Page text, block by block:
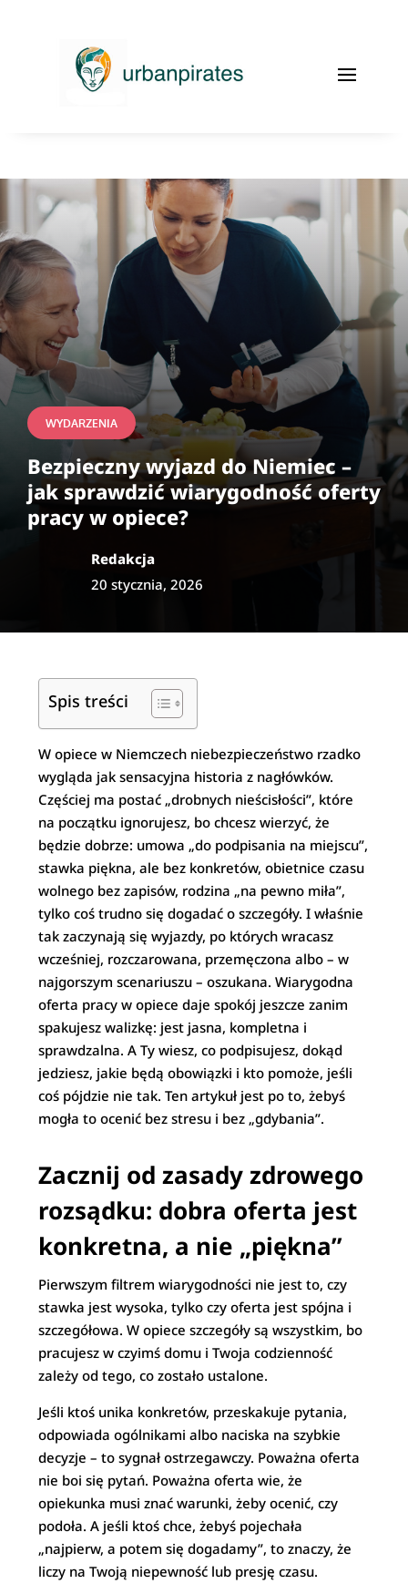
WYDARZENIA
Bezpieczny wyjazd do Niemiec –
jak sprawdzić wiarygodność oferty
pracy w opiece?
Redakcja
20 stycznia, 2026
Spis treści
W opiece w Niemczech niebezpieczeństwo rzadko
wygląda jak sensacyjna historia z nagłówków.
Częściej ma postać „drobnych nieścisłości”, które
na początku ignorujesz, bo chcesz wierzyć, że
będzie dobrze: umowa „do podpisania na miejscu”,
stawka piękna, ale bez konkretów, obietnice czasu
wolnego bez zapisów, rodzina „na pewno miła”,
tylko coś trudno się dogadać o szczegóły. I właśnie
tak zaczynają się wyjazdy, po których wracasz
wcześniej, rozczarowana, przemęczona albo – w
najgorszym scenariuszu – oszukana. Wiarygodna
oferta pracy w opiece daje spokój jeszcze zanim
spakujesz walizkę: jest jasna, kompletna i
sprawdzalna. A Ty wiesz, co podpisujesz, dokąd
jedziesz, jakie będą obowiązki i kto pomoże, jeśli
coś pójdzie nie tak. Ten artykuł jest po to, żebyś
mogła to ocenić bez stresu i bez „gdybania”.
Zacznij od zasady zdrowego
rozsądku: dobra oferta jest
konkretna, a nie „piękna”
Pierwszym filtrem wiarygodności nie jest to, czy
stawka jest wysoka, tylko czy oferta jest spójna i
szczegółowa. W opiece szczegóły są wszystkim, bo
pracujesz w czyimś domu i Twoja codzienność
zależy od tego, co zostało ustalone.
Jeśli ktoś unika konkretów, przeskakuje pytania,
odpowiada ogólnikami albo naciska na szybkie
decyzje – to sygnał ostrzegawczy. Poważna oferta
nie boi się pytań. Poważna oferta wie, że
opiekunka musi znać warunki, żeby ocenić, czy
podoła. A jeśli ktoś chce, żebyś pojechała
„najpierw, a potem się dogadamy”, to znaczy, że
liczy na Twoją niepewność lub presję czasu.